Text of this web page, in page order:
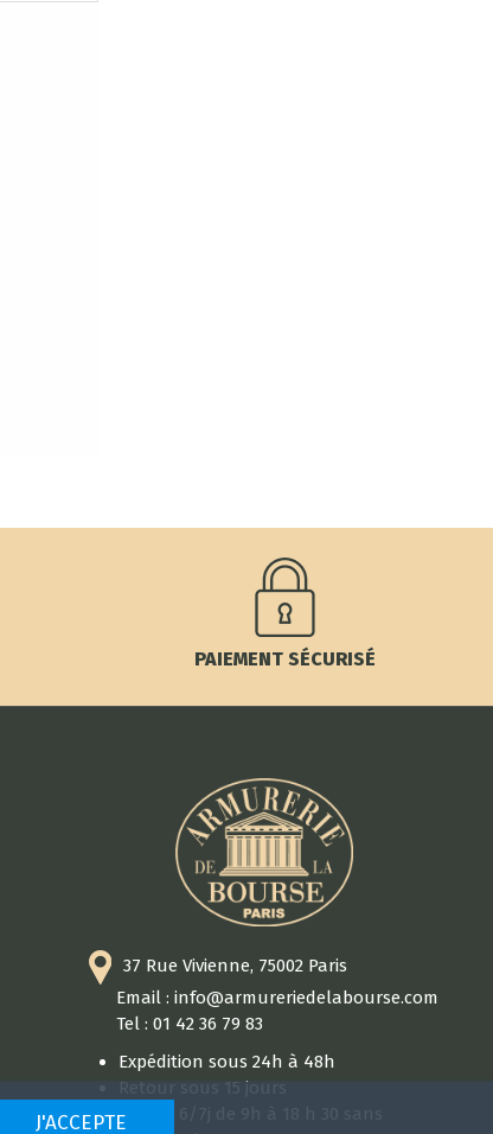
PAIEMENT SÉCURISÉ
37 Rue Vivienne, 75002 Paris
Email : info@armureriedelabourse.com
Tel : 01 42 36 79 83
Expédition sous 24h à 48h
Retour sous 15 jours
Ouvert 6/7j de 9h à 18 h 30 sans
J'ACCEPTE